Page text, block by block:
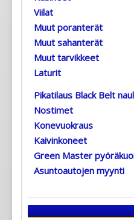
Viilat
Muut poranterät
Muut sahanterät
Muut tarvikkeet
Laturit
Pikatilaus Black Belt
Nostimet
Konevuokraus
Kaivinkoneet
Green Master
Asuntoautojen myynti